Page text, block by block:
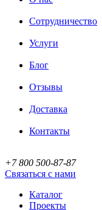
Сотрудничество
Услуги
Блог
Отзывы
Доставка
Контакты
+7 800 500-87-87
Связаться с нами
Каталог
Проекты